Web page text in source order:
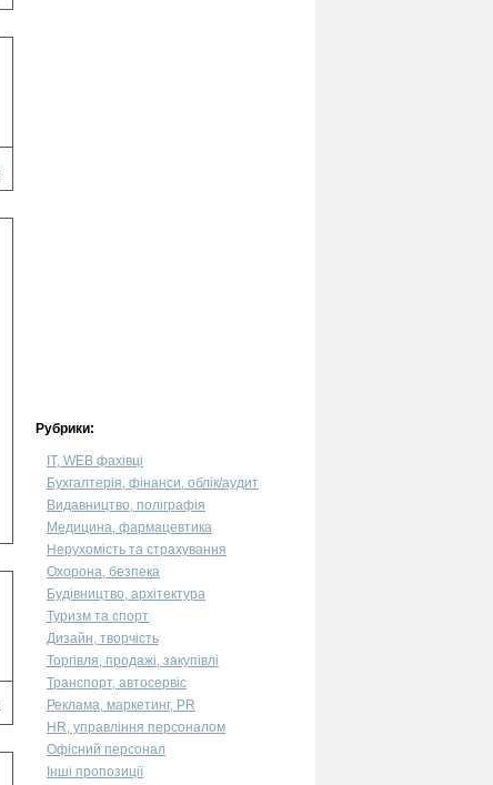
Рубрики:
IT, WEB фахівці
Бухгалтерія, фінанси, облік/аудит
Видавництво, поліграфія
Медицина, фармацевтика
Нерухомість та страхування
Охорона, безпека
Будівництво, архітектура
Туризм та спорт
Дизайн, творчість
Торгівля, продажі, закупівлі
Транспорт, автосервіс
Реклама, маркетинг, PR
HR, управління персоналом
Офісний персонал
Інші пропозиції